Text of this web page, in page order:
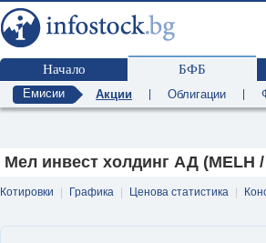
Начало БФБ
Емисии Акции Облигации
Мел инвест холдинг АД (MELH /
Котировки Графика Ценова статистика